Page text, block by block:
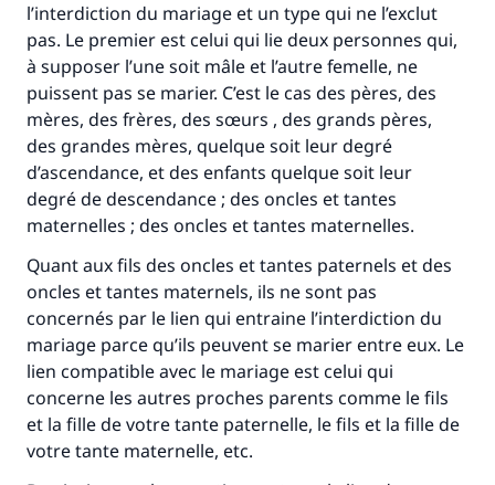
l’interdiction du mariage et un type qui ne l’exclut
pas. Le premier est celui qui lie deux personnes qui,
à supposer l’une soit mâle et l’autre femelle, ne
puissent pas se marier. C’est le cas des pères, des
mères, des frères, des sœurs , des grands pères,
des grandes mères, quelque soit leur degré
d’ascendance, et des enfants quelque soit leur
degré de descendance ; des oncles et tantes
maternelles ; des oncles et tantes maternelles.
Quant aux fils des oncles et tantes paternels et des
oncles et tantes maternels, ils ne sont pas
concernés par le lien qui entraine l’interdiction du
mariage parce qu’ils peuvent se marier entre eux. Le
lien compatible avec le mariage est celui qui
concerne les autres proches parents comme le fils
et la fille de votre tante paternelle, le fils et la fille de
votre tante maternelle, etc.